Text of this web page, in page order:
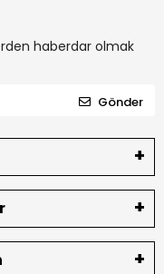
haberdar olmak
Gönder